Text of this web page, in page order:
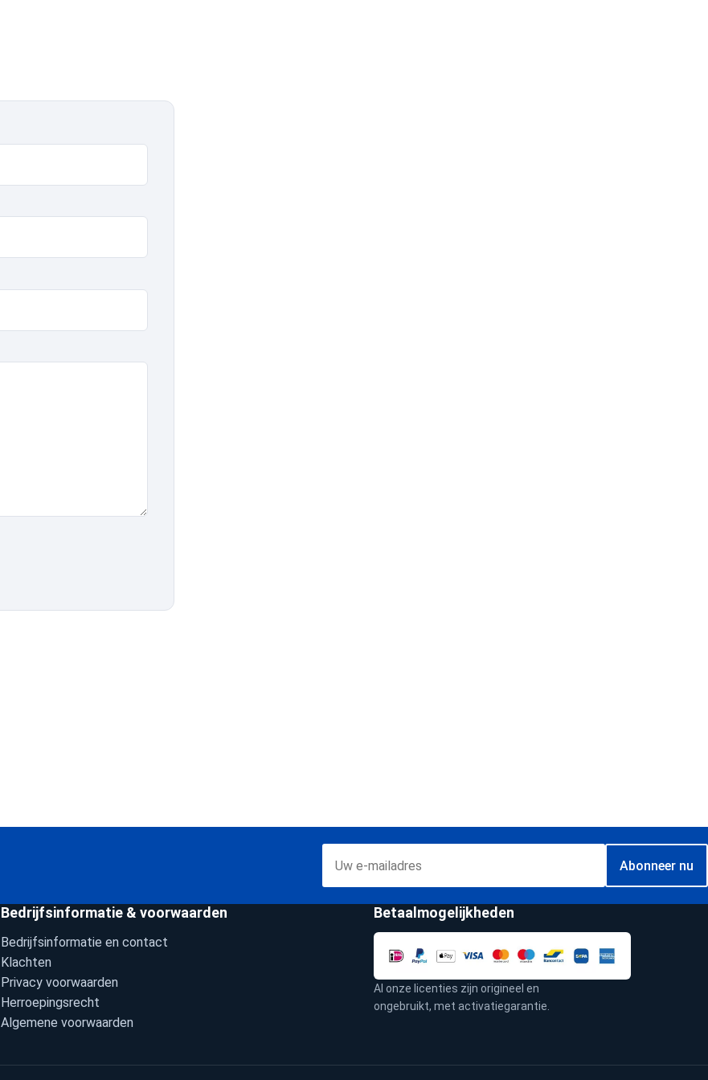
Abonneer nu
Bedrijfsinformatie & voorwaarden
Bedrijfsinformatie en contact
Klachten
Privacy voorwaarden
Herroepingsrecht
Algemene voorwaarden
Betaalmogelijkheden
Al onze licenties zijn origineel en
ongebruikt, met activatiegarantie.